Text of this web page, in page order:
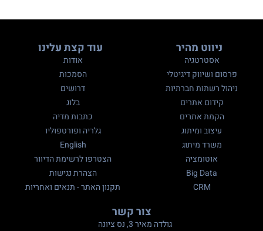
ניווט מהיר
אסטרטגיה
פרסום ושיווק דיגיטלי
ניהול רשתות חברתיות
קידום אתרים
הקמת אתרים
עיצוב ומיתוג
משרד מיתוג
אוטומציה
Big Data
CRM
עוד קצת עלינו
אודות
הסמכות
דרושים
בלוג
כתבות מדיה
גלריה ופורטפוליו
English
הצטרפו לרשימת הדיוור
הצהרת נגישות
תקנון האתר - תנאים ואחריות
צור קשר
גולדה מאיר 3, נס ציונה